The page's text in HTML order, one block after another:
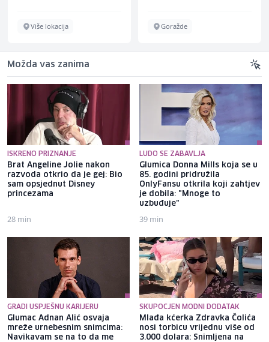
Više lokacija Goražde
Možda vas zanima
ISKRENO PRIZNANJE
Brat Angeline Jolie nakon
razvoda otkrio da je gej: Bio
sam opsjednut Disney
princezama
28 min
LUDO SE ZABAVLJA
Glumica Donna Mills koja se u
85. godini pridružila
OnlyFansu otkrila koji zahtjev
je dobila: "Mnoge to
uzbuđuje"
39 min
GRADI USPJEŠNU KARIJERU
Glumac Adnan Alić osvaja
mreže urnebesnim snimcima:
Navikavam se na to da me
SKUPOCJEN MODNI DODATAK
Mlađa kćerka Zdravka Čolića
nosi torbicu vrijednu više od
3.000 dolara: Snimljena na